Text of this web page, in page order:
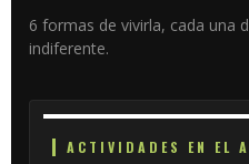
6 formas de vivirla, cada una
indiferente.
ACTIVIDADES EN EL